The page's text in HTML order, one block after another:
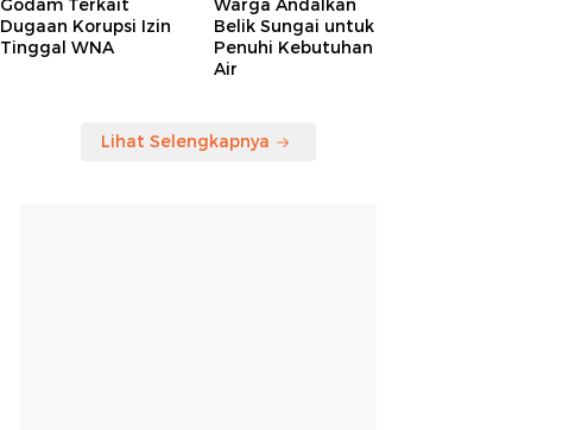
Godam Terkait
Dugaan Korupsi Izin
Tinggal WNA
Warga Andalkan
Belik Sungai untuk
Penuhi Kebutuhan
Air
Lihat Selengkapnya